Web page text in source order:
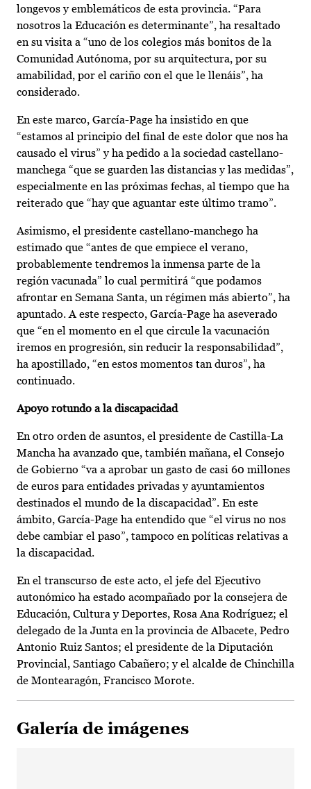
longevos y emblemáticos de esta provincia. “Para
nosotros la Educación es determinante”, ha resaltado
en su visita a “uno de los colegios más bonitos de la
Comunidad Autónoma, por su arquitectura, por su
amabilidad, por el cariño con el que le llenáis”, ha
considerado.
En este marco, García-Page ha insistido en que
“estamos al principio del final de este dolor que nos ha
causado el virus” y ha pedido a la sociedad castellano-
manchega “que se guarden las distancias y las medidas”,
especialmente en las próximas fechas, al tiempo que ha
reiterado que “hay que aguantar este último tramo”.
Asimismo, el presidente castellano-manchego ha
estimado que “antes de que empiece el verano,
probablemente tendremos la inmensa parte de la
región vacunada” lo cual permitirá “que podamos
afrontar en Semana Santa, un régimen más abierto”, ha
apuntado. A este respecto, García-Page ha aseverado
que “en el momento en el que circule la vacunación
iremos en progresión, sin reducir la responsabilidad”,
ha apostillado, “en estos momentos tan duros”, ha
continuado.
Apoyo rotundo a la discapacidad
En otro orden de asuntos, el presidente de Castilla-La
Mancha ha avanzado que, también mañana, el Consejo
de Gobierno “va a aprobar un gasto de casi 60 millones
de euros para entidades privadas y ayuntamientos
destinados el mundo de la discapacidad”. En este
ámbito, García-Page ha entendido que “el virus no nos
debe cambiar el paso”, tampoco en políticas relativas a
la discapacidad.
En el transcurso de este acto, el jefe del Ejecutivo
autonómico ha estado acompañado por la consejera de
Educación, Cultura y Deportes, Rosa Ana Rodríguez; el
delegado de la Junta en la provincia de Albacete, Pedro
Antonio Ruiz Santos; el presidente de la Diputación
Provincial, Santiago Cabañero; y el alcalde de Chinchilla
de Montearagón, Francisco Morote.
Galería de imágenes